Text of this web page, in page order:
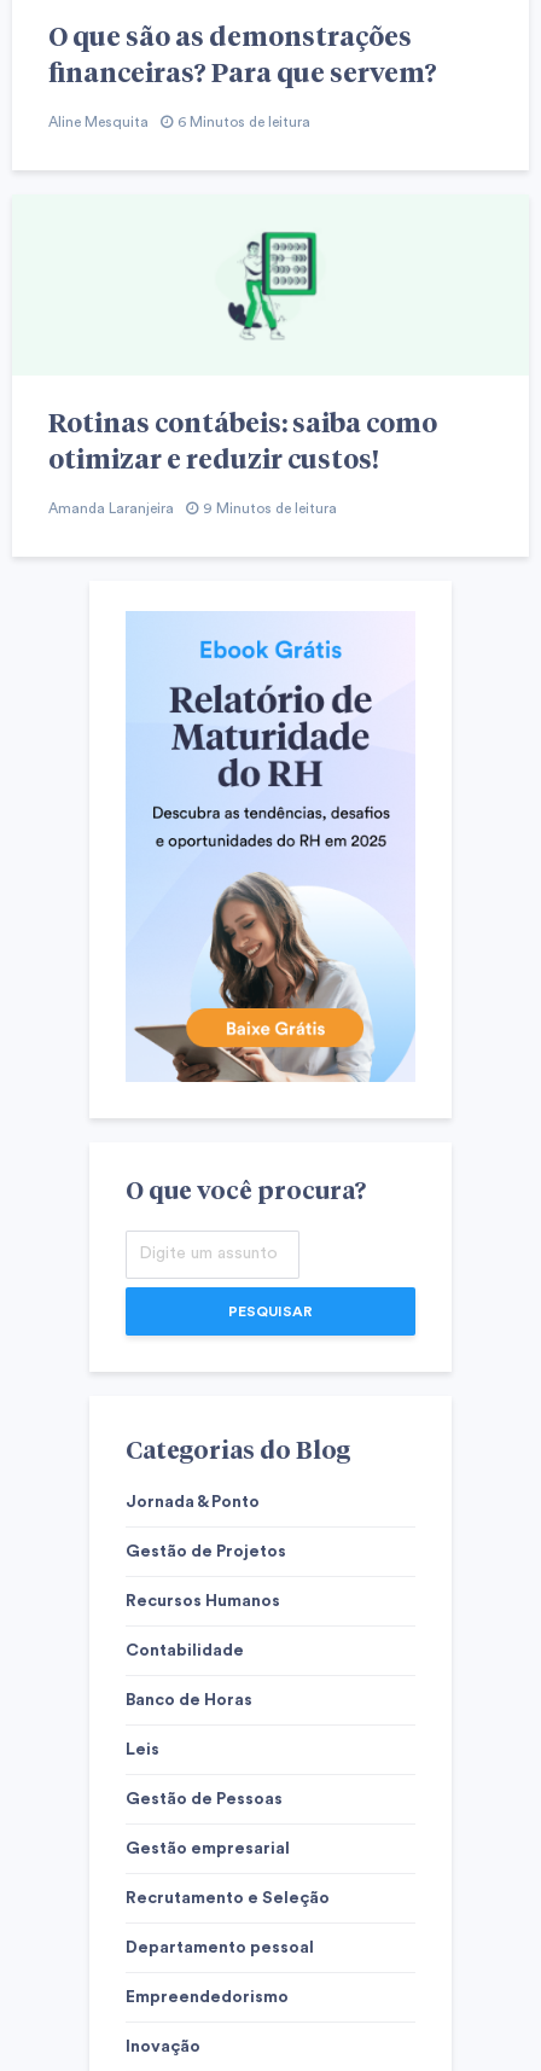
O que são as demonstrações
financeiras? Para que servem?
Aline Mesquita 6 Minutos de leitura
Rotinas contábeis: saiba como
otimizar e reduzir custos!
Amanda Laranjeira 9 Minutos de leitura
O que você procura?
PESQUISAR
Categorias do Blog
Jornada & Ponto
Gestão de Projetos
Recursos Humanos
Contabilidade
Banco de Horas
Leis
Gestão de Pessoas
Gestão empresarial
Recrutamento e Seleção
Departamento pessoal
Empreendedorismo
Inovação